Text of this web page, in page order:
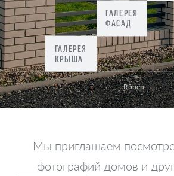
ГАЛЕРЕЯ
КРЫША
ГАЛЕРЕЯ
ФАСАД
Röben
Мы приглашаем
фотографий домов и